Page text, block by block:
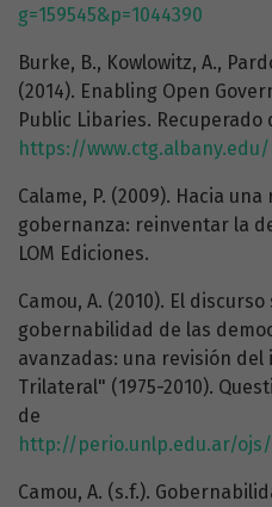
g=159545&p=1044390
Burke, B., Kowlowitz, A.,
(2014). Enabling Open
Public Libaries. Recuperado
https://www.ctg.albany.edu/publications/reports/
Calame, P. (2009). Hacia
gobernanza: reinventar la
LOM Ediciones.
Camou, A. (2010). El
gobernabilidad de las
avanzadas: una revisión
Trilateral" (1975-2010).
de
http://perio.unlp.edu.ar/ojs/
Camou, A. (s.f.).